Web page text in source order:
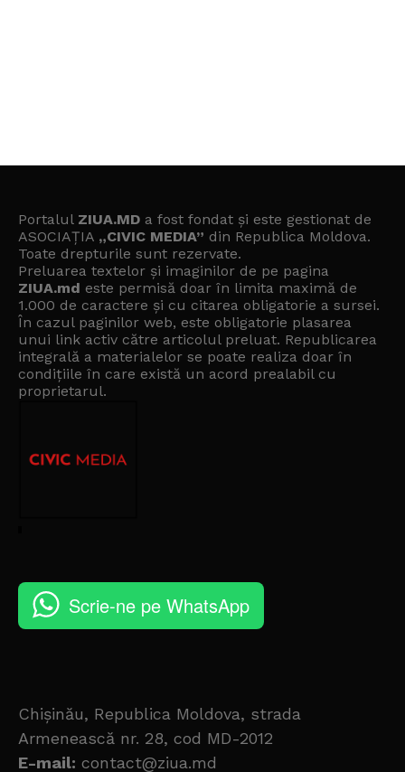
Portalul ZIUA.MD a fost fondat și este gestionat de
ASOCIAȚIA „CIVIC MEDIA” din Republica Moldova.
Toate drepturile sunt rezervate.
Preluarea textelor și imaginilor de pe pagina
ZIUA.md este permisă doar în limita maximă de
1.000 de caractere și cu citarea obligatorie a sursei.
În cazul paginilor web, este obligatorie plasarea
unui link activ către articolul preluat. Republicarea
integrală a materialelor se poate realiza doar în
condițiile în care există un acord prealabil cu
proprietarul.
Scrie-ne pe WhatsApp
Chișinău, Republica Moldova, strada
Armenească nr. 28, cod MD-2012
E-mail: contact@ziua.md